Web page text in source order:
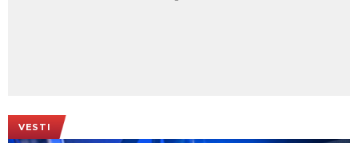
VESTI